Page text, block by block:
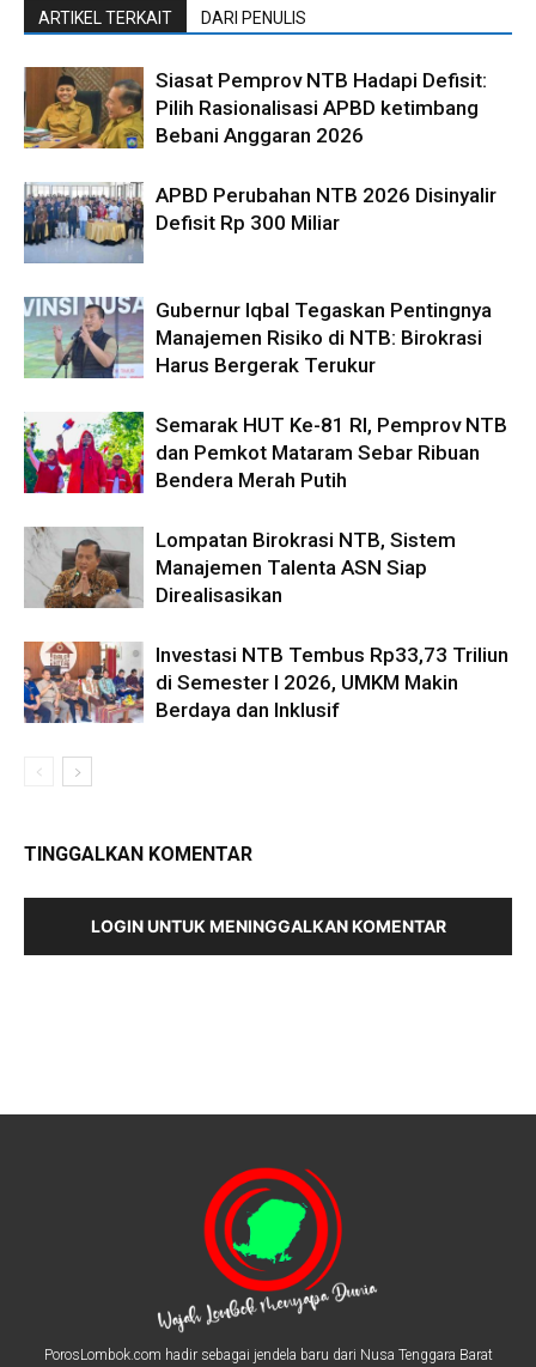
ARTIKEL TERKAIT DARI PENULIS
Siasat Pemprov NTB Hadapi Defisit:
Pilih Rasionalisasi APBD ketimbang
Bebani Anggaran 2026
APBD Perubahan NTB 2026 Disinyalir
Defisit Rp 300 Miliar
Gubernur Iqbal Tegaskan Pentingnya
Manajemen Risiko di NTB: Birokrasi
Harus Bergerak Terukur
Semarak HUT Ke-81 RI, Pemprov NTB
dan Pemkot Mataram Sebar Ribuan
Bendera Merah Putih
Lompatan Birokrasi NTB, Sistem
Manajemen Talenta ASN Siap
Direalisasikan
Investasi NTB Tembus Rp33,73 Triliun
di Semester I 2026, UMKM Makin
Berdaya dan Inklusif
TINGGALKAN KOMENTAR
LOGIN UNTUK MENINGGALKAN KOMENTAR
PorosLombok.com hadir sebagai jendela baru dari Nusa Tenggara Barat